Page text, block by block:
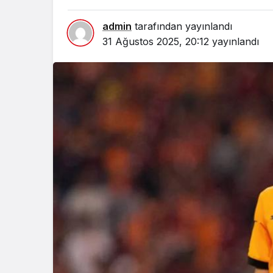
admin tarafından yayınlandı
31 Ağustos 2025, 20:12 yayınlandı